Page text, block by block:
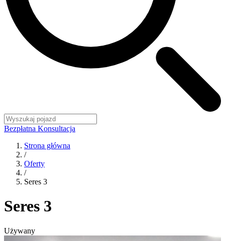
Bezpłatna Konsultacja
Strona główna
/
Oferty
/
Seres 3
Seres 3
Używany